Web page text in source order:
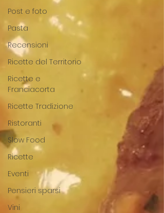
Post e foto
Pasta
Recensioni
Ricette del Territorio
Ricette e
Franciacorta
Ricette Tradizione
Ristoranti
Slow Food
Ricette
Eventi
Pensieri sparsi
Vini